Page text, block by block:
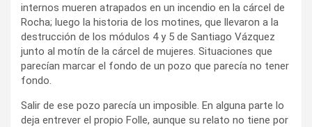
internos mueren atrapados en un incendio en la cárcel de
Rocha; luego la historia de los motines, que llevaron a la
destrucción de los módulos 4 y 5 de Santiago Vázquez
junto al motín de la cárcel de mujeres. Situaciones que
parecían marcar el fondo de un pozo que parecía no tener
fondo.
Salir de ese pozo parecía un imposible. En alguna parte lo
deja entrever el propio Folle, aunque su relato no tiene por